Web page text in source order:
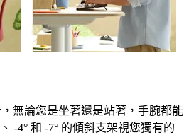
無論您是坐著還是站著，手腕都能
-4° 和 -7° 的傾斜支架視您獨有的